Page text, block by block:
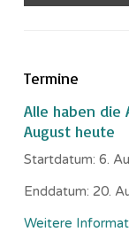
Termine
Alle haben die
August heute
Startdatum: 6.
Enddatum: 20.
Weitere